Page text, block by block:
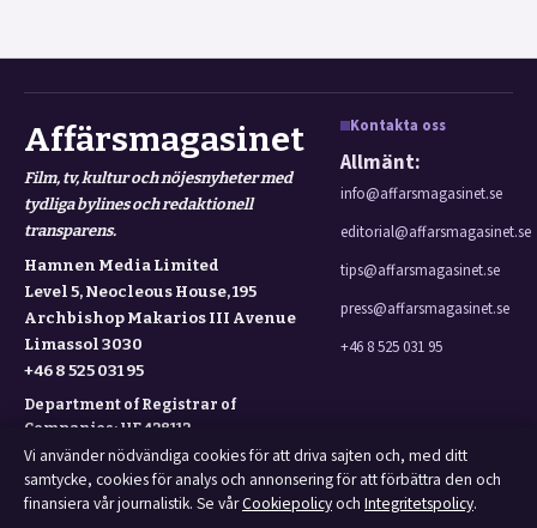
Affärsmagasinet
Film, tv, kultur och nöjesnyheter med
tydliga bylines och redaktionell
transparens.
Hamnen Media Limited
Level 5, Neocleous House, 195
Archbishop Makarios III Avenue
Limassol 3030
+46 8 525 031 95
Department of Registrar of
Companies: HE 428112
info@affarsmagasinet.se
Kontakta oss
Allmänt:
info@affarsmagasinet.se
editorial@affarsmagasinet.se
tips@affarsmagasinet.se
press@affarsmagasinet.se
+46 8 525 031 95
Vi använder nödvändiga cookies för att driva sajten och, med ditt
samtycke, cookies för analys och annonsering för att förbättra den och
finansiera vår journalistik. Se vårCookiepolicyoch Integritetspolicy.